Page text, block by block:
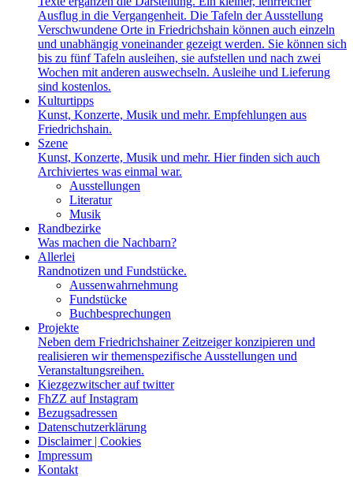
Ausflug in die Vergangenheit. Die Tafeln der Ausstellung
Verschwundene Orte in Friedrichshain können auch einzeln
und unabhängig voneinander gezeigt werden. Sie können sich
bis zu fünf Tafeln ausleihen, sie aufstellen und nach zwei
Wochen mit anderen auswechseln. Ausleihe und Lieferung
sind kostenlos.
Kulturtipps
Kunst, Konzerte, Musik und mehr. Empfehlungen aus
Friedrichshain.
Szene
Kunst, Konzerte, Musik und mehr. Hier finden sich auch
Archiviertes was einmal war.
Ausstellungen
Literatur
Musik
Randbezirke
Was machen die Nachbarn?
Allerlei
Randnotizen und Fundstücke.
Aussenwahrnehmung
Fundstücke
Buchbesprechungen
Projekte
Neben dem Friedrichshainer Zeitzeiger konzipieren und
realisieren wir themenspezifische Ausstellungen und
Veranstaltungsreihen.
Kiezgezwitscher auf twitter
FhZZ auf Instagram
Bezugsadressen
Datenschutzerklärung
Disclaimer | Cookies
Impressum
Kontakt